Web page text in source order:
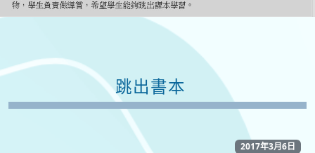
跳出書本
2017年3月6日